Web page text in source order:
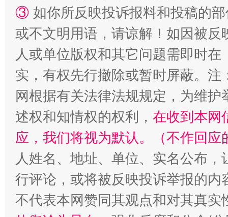
③ 如你所反映投诉报料和投稿的
或不文明用语，请谅解！如因被
人或单位版权和其它问题需即时在
实，有权先行撤除或暂时屏蔽。
网根据有关法律法规规定，为维
述权和知情权的权利， 在收到本网
应，我们将视为默认。（不作回应
人姓名、地址、单位、实名公布
行评论，或将被反映投诉举报的
不代表本网赞同其观点和对其真实